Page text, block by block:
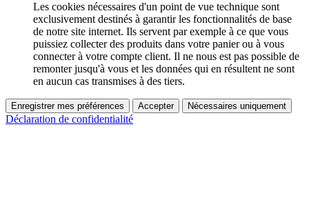
Les cookies nécessaires d'un point de vue technique sont
exclusivement destinés à garantir les fonctionnalités de base
de notre site internet. Ils servent par exemple à ce que vous
puissiez collecter des produits dans votre panier ou à vous
connecter à votre compte client. Il ne nous est pas possible de
remonter jusqu'à vous et les données qui en résultent ne sont
en aucun cas transmises à des tiers.
Enregistrer mes préférences Accepter Nécessaires uniquement
Déclaration de confidentialité